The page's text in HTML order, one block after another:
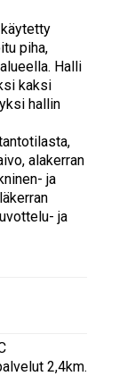
piha,
Halli
kaksi
hallin
alakerran
ja
ja
2,4km.